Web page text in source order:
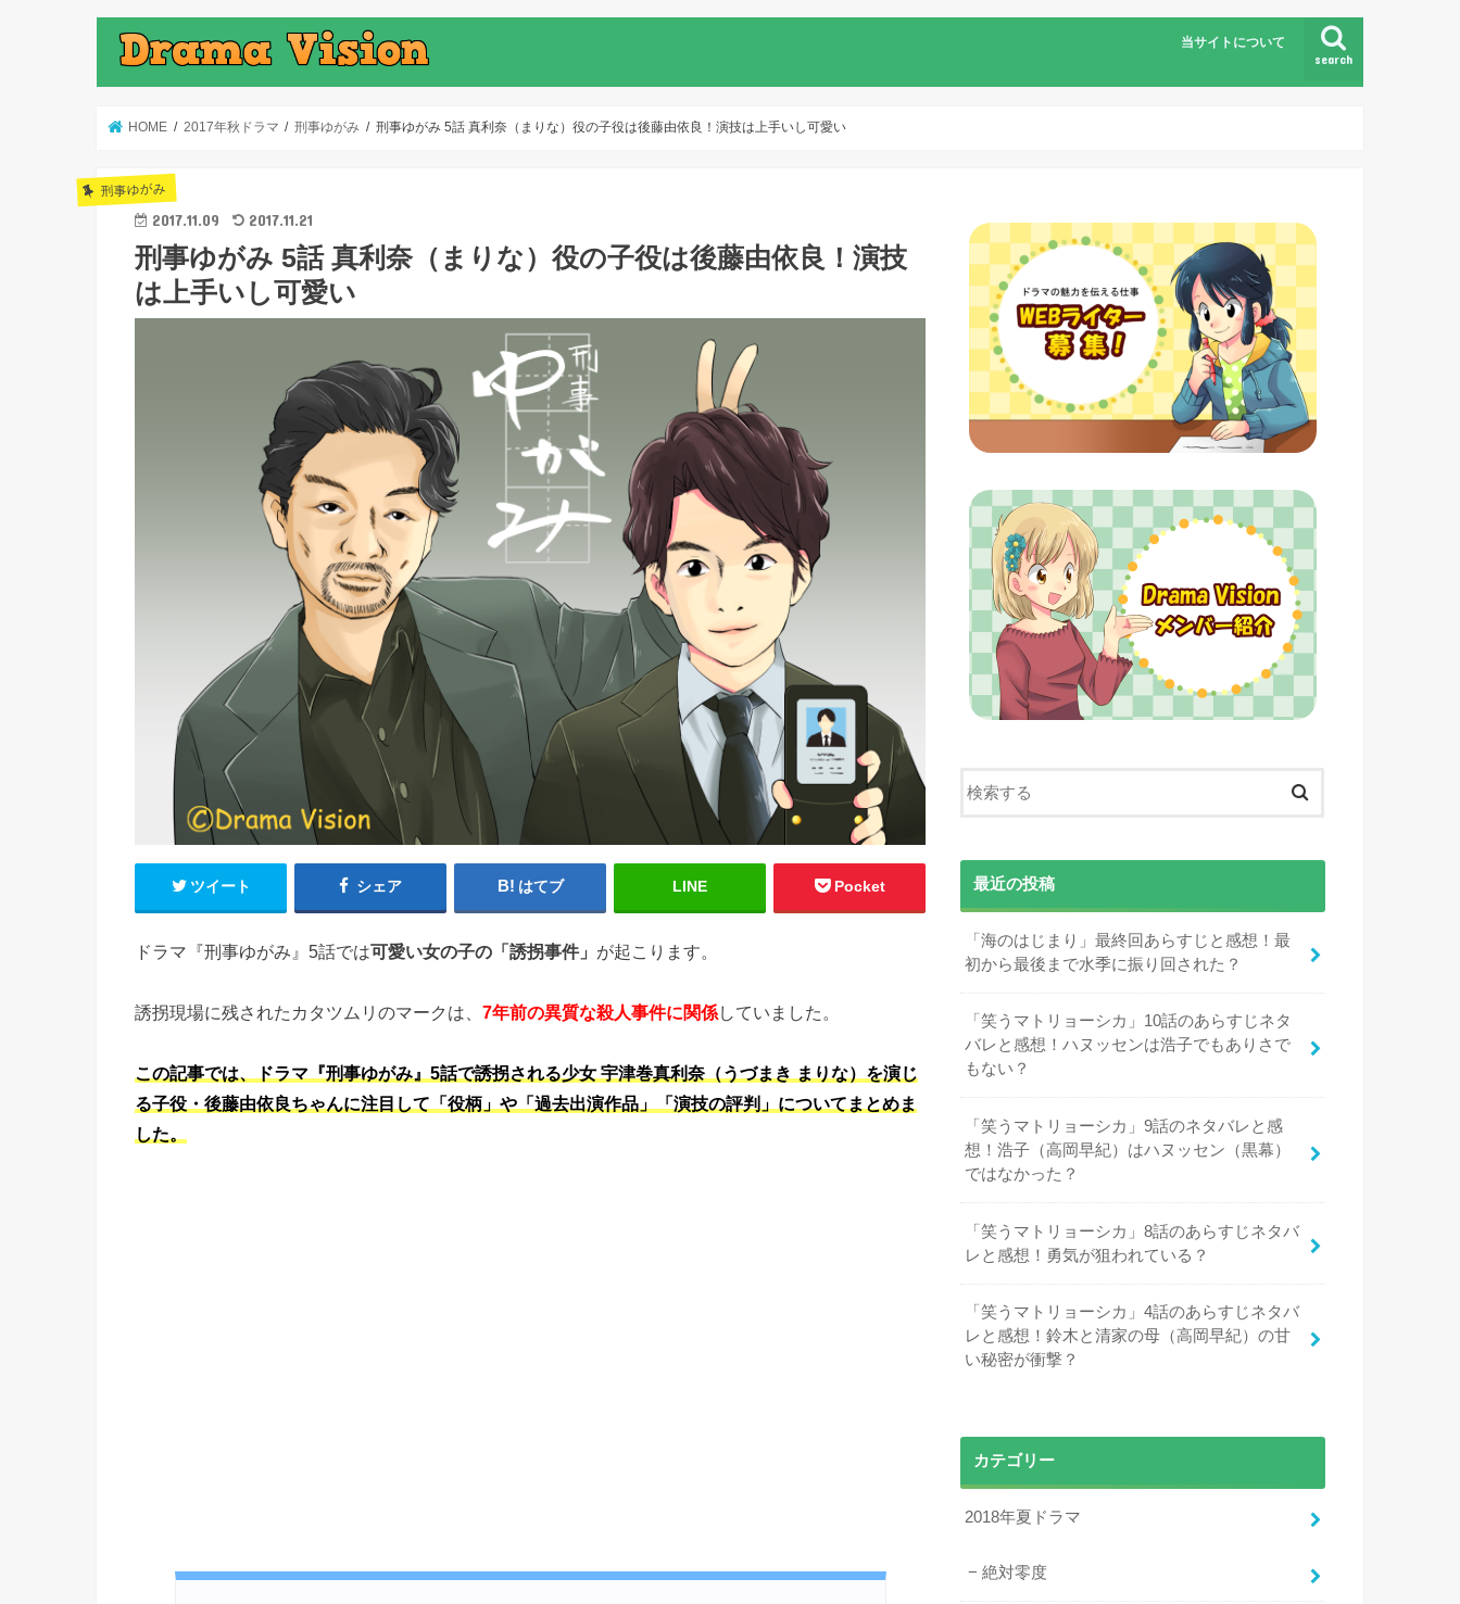
search
当サイトについて
HOME 2017年秋ドラマ 刑事ゆがみ 刑事ゆがみ 5話 真利奈（まりな）役の子役は後藤由依良！演技は上手いし可愛い
刑事ゆがみ
2017.11.09 2017.11.21
刑事ゆがみ 5話 真利奈（まりな）役の子役は後藤由依良！演技
は上手いし可愛い
ツイート シェア はてブ LINE Pocket
ドラマ『刑事ゆがみ』5話では可愛い女の子の「誘拐事件」 が起こります。
誘拐現場に残されたカタツムリのマークは、 7年前の異質な殺人事件に関係していました。
この記事では、ドラマ『刑事ゆがみ』5話で誘拐される少女 宇津巻真利奈（うづまき まりな）を演じ
る子役・後藤由依良ちゃんに注目して「役柄」や「過去出演作品」「演技の評判」についてまとめま
した。
最近の投稿
「海のはじまり」最終回あらすじと感想！最
初から最後まで水季に振り回された？
「笑うマトリョーシカ」10話のあらすじネタ
バレと感想！ハヌッセンは浩子でもありさで
もない？
「笑うマトリョーシカ」9話のネタバレと感
想！浩子（高岡早紀）はハヌッセン（黒幕）
ではなかった？
「笑うマトリョーシカ」8話のあらすじネタバ
レと感想！勇気が狙われている？
「笑うマトリョーシカ」4話のあらすじネタバ
レと感想！鈴木と清家の母（高岡早紀）の甘
い秘密が衝撃？
カテゴリー
2018年夏ドラマ
絶対零度